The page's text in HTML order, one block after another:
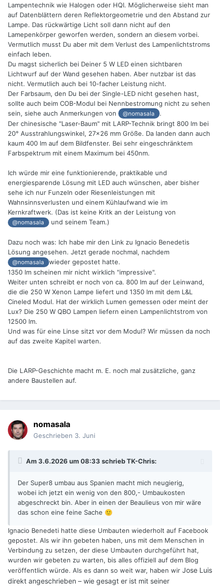
Lampentechnik wie Halogen oder HQI. Möglicherweise sieht man
auf Datenblättern deren Reflektorgeometrie und den Abstand zur
Lampe. Das rückwärtige Licht soll dann nicht auf den
Lamepenkörper geworfen werden, sondern an diesem vorbei.
Vermutlich musst Du aber mit dem Verlust des Lampenlichtstroms
einfach leben.
Du magst sicherlich bei Deiner 5 W LED einen sichtbaren
Lichtwurf auf der Wand gesehen haben. Aber nutzbar ist das
nicht. Vermutlich auch bei 10-facher Leistung nicht.
Der Farbsaum, den Du bei der Single-LED nicht gesehen hast,
sollte auch beim COB-Modul bei Nennbestromung nicht zu sehen
sein, siehe auch Anmerkungen von
@nomasala
.
Der chinesische "Laser-Baum" mit LARP-Technik bringt 800 lm bei
20° Ausstrahlungswinkel, 27x26 mm Größe. Da landen dann auch
kaum 400 lm auf dem Bildfenster. Bei sehr eingeschränktem
Farbspektrum mit einem Maximum bei 450nm.
Ich würde mir eine funktionierende, praktikable und
energiesparende Lösung mit LED auch wünschen, aber bisher
sehe ich nur Funzeln oder Riesenleistungen mit
Wahnsinnsverlusten und einem Kühlaufwand wie im
Kernkraftwerk. (Das ist keine Kritk an der Leistung von
@nomasala und seinem Team.)
Dazu noch was: Ich habe mir den Link zu Ignacio Benedetis
Lösung angesehen. Jetzt gerade nochmal, nachdem
@nomasala
wieder gepostet hatte.
1350 lm scheinen mir nicht wirklich "impressive".
Weiter unten schreibt er noch von ca. 800 lm auf der Leinwand,
die die 250 W Xenon Lampe liefert und 1350 lm mit dem L&L
Cineled Modul. Hat der wirklich Lumen gemessen oder meint der
Lux? Die 250 W QBO Lampen liefern einen Lampenlichtstrom von
12500 lm.
Und was für eine Linse sitzt vor dem Modul? Wir müssen da noch
auf das zweite Kapitel warten.
Die LARP-Geschichte macht m. E. noch mal zusätzliche, ganz
andere Baustellen auf.
nomasala
Geschrieben 3. Juni
Am 3.6.2026 um 08:33 schriebTK-Chris:
Der Super8 umbau aus Spanien macht mich neugierig,
wobei ich jetzt ein wenig von den 800,- Umbaukosten
abgeschreckt bin. Aber in einen der Beaulieus von mir wäre
das schon eine feine Sache 🙂
Ignacio Benedeti hatte diese Umbauten wiederholt auf Facebook
gepostet. Als wir ihn gebeten haben, uns mit dem Menschen in
Verbindung zu setzen, der diese Umbauten durchgeführt hat,
wurden wir gebeten zu warten, bis alles offiziell auf dem Blog
veröffentlich würde. Als es dann so weit war, haben wir Jose Luis
direkt angeschrieben – wie gesagt er ist mit seiner